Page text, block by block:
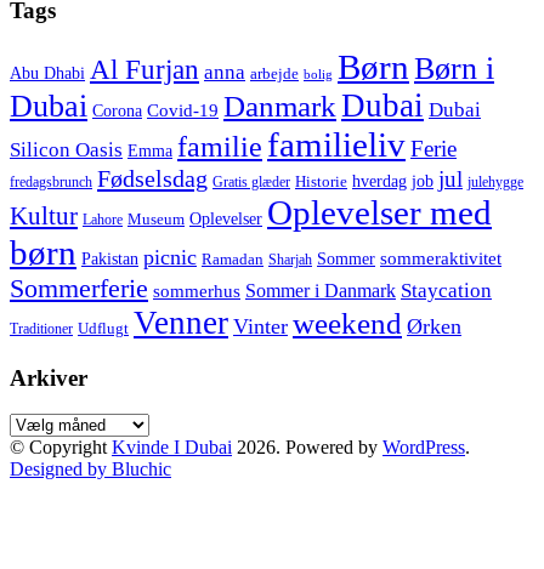
Tags
Abu Dhabi Al Furjan anna arbejde bolig Børn Børn i
Dubai Corona Covid-19 DanmarkDubai Dubai
Silicon Oasis Emma familie familielivFerie
fredagsbrunch Fødselsdag Gratis glæder Historie hverdag job jul julehygge
Kultur Lahore Museum Oplevelser Oplevelser med
børn Pakistan picnic Ramadan Sharjah Sommer sommeraktivitet
Sommerferie sommerhus Sommer i Danmark Staycation
Traditioner Udflugt Venner Vinter weekend Ørken
Arkiver
Arkiver
© Copyright Kvinde I Dubai 2026. Powered by WordPress.
Designed by Bluchic